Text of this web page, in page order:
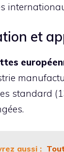
et
standard
aussi :